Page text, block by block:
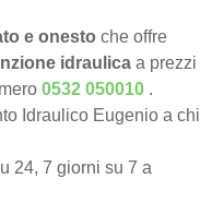
e onesto che offre
idraulica a prezzi
0532 050010 .
Idraulico Eugenio a chi
24, 7 giorni su 7 a